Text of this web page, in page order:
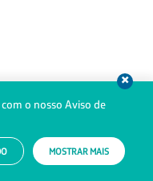
o nosso Aviso de
MOSTRAR MAIS